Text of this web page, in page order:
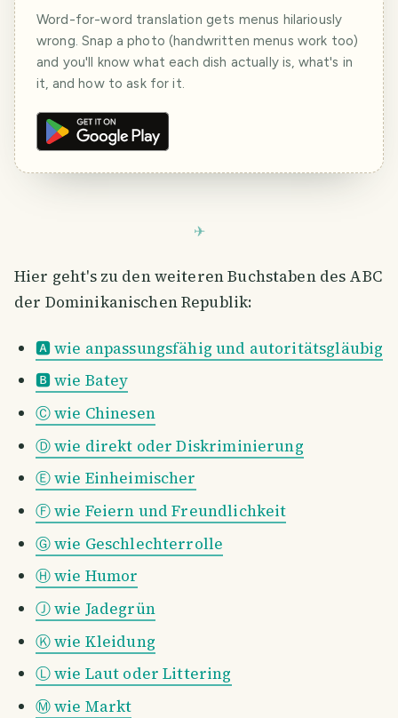
Word-for-word translation gets menus hilariously
wrong. Snap a photo (handwritten menus work too)
and you'll know what each dish actually is, what's in
it, and how to ask for it.
Hier geht's zu den weiteren Buchstaben des ABC
der Dominikanischen Republik:
🅰️ wie anpassungsfähig und autoritätsgläubig
🅱️ wie Batey
Ⓒ wie Chinesen
Ⓓ wie direkt oder Diskriminierung
Ⓔ wie Einheimischer
Ⓕ wie Feiern und Freundlichkeit
Ⓖ wie Geschlechterrolle
Ⓗ wie Humor
Ⓙ wie Jadegrün
Ⓚ wie Kleidung
Ⓛ wie Laut oder Littering
Ⓜ wie Markt